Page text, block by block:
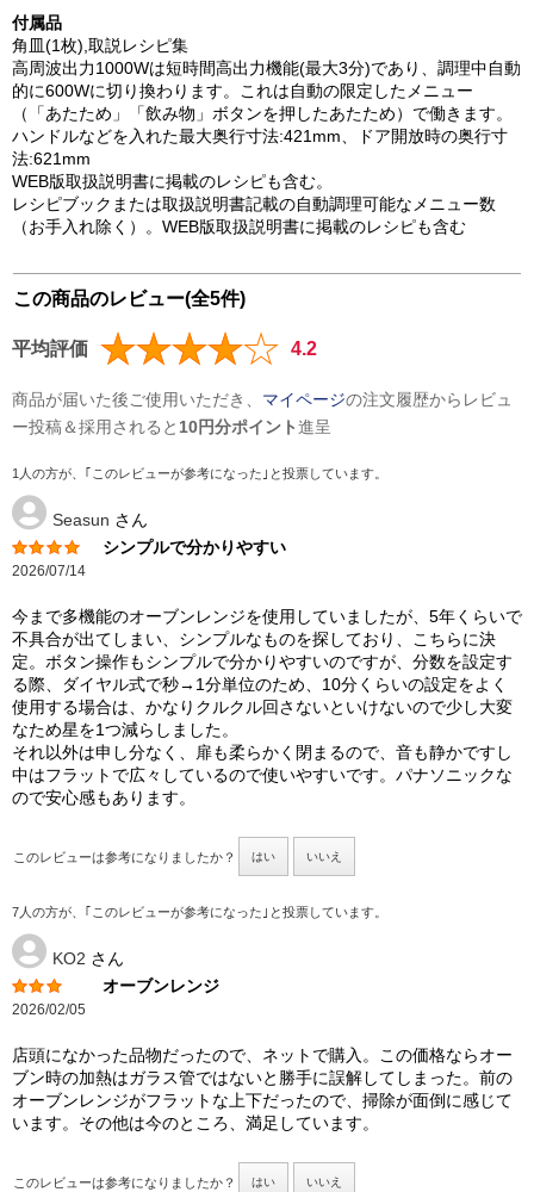
付属品
角皿(1枚),取説レシピ集
高周波出力1000Wは短時間高出力機能(最大3分)であり、調理中自動
的に600Wに切り換わります。これは自動の限定したメニュー
（「あたため」「飲み物」ボタンを押したあたため）で働きます。
ハンドルなどを入れた最大奥行寸法:421mm、ドア開放時の奥行寸
法:621mm
WEB版取扱説明書に掲載のレシピも含む。
レシピブックまたは取扱説明書記載の自動調理可能なメニュー数
（お手入れ除く）。WEB版取扱説明書に掲載のレシピも含む
この商品のレビュー(全5件)
平均評価 4.2
商品が届いた後ご使用いただき、 マイページの注文履歴からレビュ
ー投稿＆採用されると 10円分ポイント進呈
1人の方が、｢このレビューが参考になった｣と投票しています。
Seasun さん
シンプルで分かりやすい
2026/07/14
今まで多機能のオーブンレンジを使用していましたが、5年くらいで
不具合が出てしまい、シンプルなものを探しており、こちらに決
定。ボタン操作もシンプルで分かりやすいのですが、分数を設定す
る際、ダイヤル式で秒→1分単位のため、10分くらいの設定をよく
使用する場合は、かなりクルクル回さないといけないので少し大変
なため星を1つ減らしました。
それ以外は申し分なく、扉も柔らかく閉まるので、音も静かですし
中はフラットで広々しているので使いやすいです。パナソニックな
ので安心感もあります。
このレビューは参考になりましたか？ はい いいえ
7人の方が、｢このレビューが参考になった｣と投票しています。
KO2 さん
オーブンレンジ
2026/02/05
店頭になかった品物だったので、ネットで購入。この価格ならオー
ブン時の加熱はガラス管ではないと勝手に誤解してしまった。前の
オーブンレンジがフラットな上下だったので、掃除が面倒に感じて
います。その他は今のところ、満足しています。
このレビューは参考になりましたか？ はい いいえ